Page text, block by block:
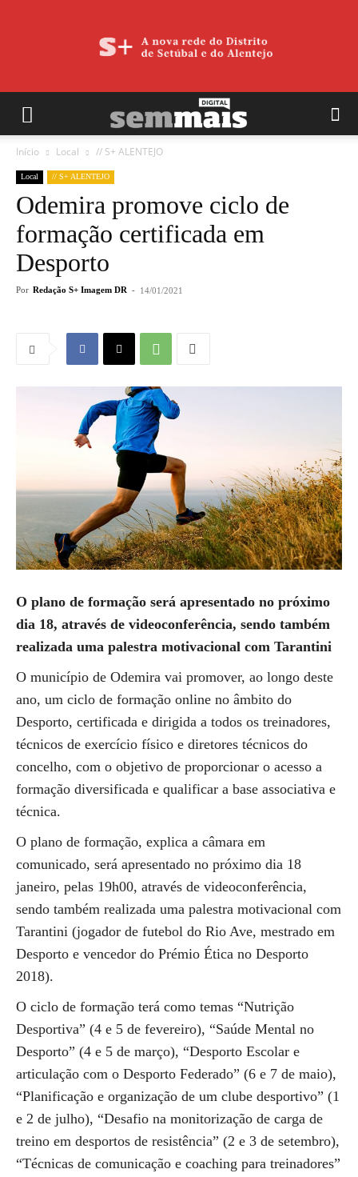
Início Local // S+ ALENTEJO
Local // S+ ALENTEJO
Odemira promove ciclo de
formação certificada em
Desporto
Por Redação S+ Imagem DR - 14/01/2021
O plano de formação será apresentado no próximo
dia 18, através de videoconferência, sendo também
realizada uma palestra motivacional com Tarantini
O município de Odemira vai promover, ao longo deste
ano, um ciclo de formação online no âmbito do
Desporto, certificada e dirigida a todos os treinadores,
técnicos de exercício físico e diretores técnicos do
concelho, com o objetivo de proporcionar o acesso a
formação diversificada e qualificar a base associativa e
técnica.
O plano de formação, explica a câmara em
comunicado, será apresentado no próximo dia 18
janeiro, pelas 19h00, através de videoconferência,
sendo também realizada uma palestra motivacional com
Tarantini (jogador de futebol do Rio Ave, mestrado em
Desporto e vencedor do Prémio Ética no Desporto
2018).
O ciclo de formação terá como temas “Nutrição
Desportiva” (4 e 5 de fevereiro), “Saúde Mental no
Desporto” (4 e 5 de março), “Desporto Escolar e
articulação com o Desporto Federado” (6 e 7 de maio),
“Planificação e organização de um clube desportivo” (1
e 2 de julho), “Desafio na monitorização de carga de
treino em desportos de resistência” (2 e 3 de setembro),
“Técnicas de comunicação e coaching para treinadores”